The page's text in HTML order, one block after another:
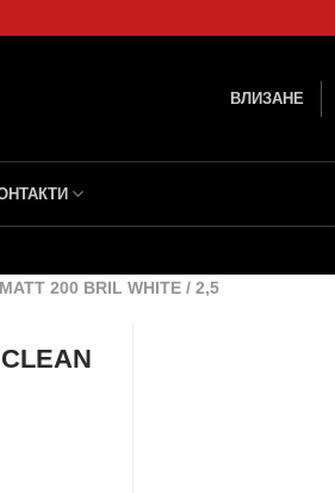
ВЛИЗАНЕ
200 BRIL WHITE / 2,5